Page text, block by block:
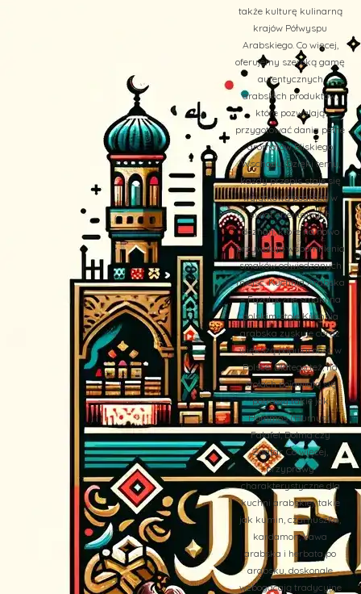
także kulturę kulinarną
krajów Półwyspu
Arabskiego. Co więcej,
oferujemy szeroką gamę
autentycznych
arabskich produktów,
które pozwalają
przygotować dania pełne
aromatów Bliskiego
Wschodu. Dzięki temu,
każdy przepis staje się
wyjątkową podróżą w
świat orientalnych
doznań, które na nowo
przywołują wspomnienia
smaków odwiedzanych
miejsc. Kuchnia Arabska
– Egzotyczne smaki na
polskim stole Kuchnia
arabska zyskuje coraz
większą popularność w
Polsce. Dlatego też, na
stołach pojawiają się
potrawy takie jak
Hommos (Humus),
Falafel, Dolma czy
Zaatar. Co więcej,
przyprawy
charakterystyczne dla
kuchni arabskiej, takie
jak kumin, czarnuszka,
kardamon, kawa
arabska i herbata po
arabsku, doskonale
wzbogacają tradycyjne